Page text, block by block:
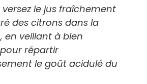
versez le jus fraîchement
des citrons dans la
en veillant à bien
répartir
le goût acidulé du